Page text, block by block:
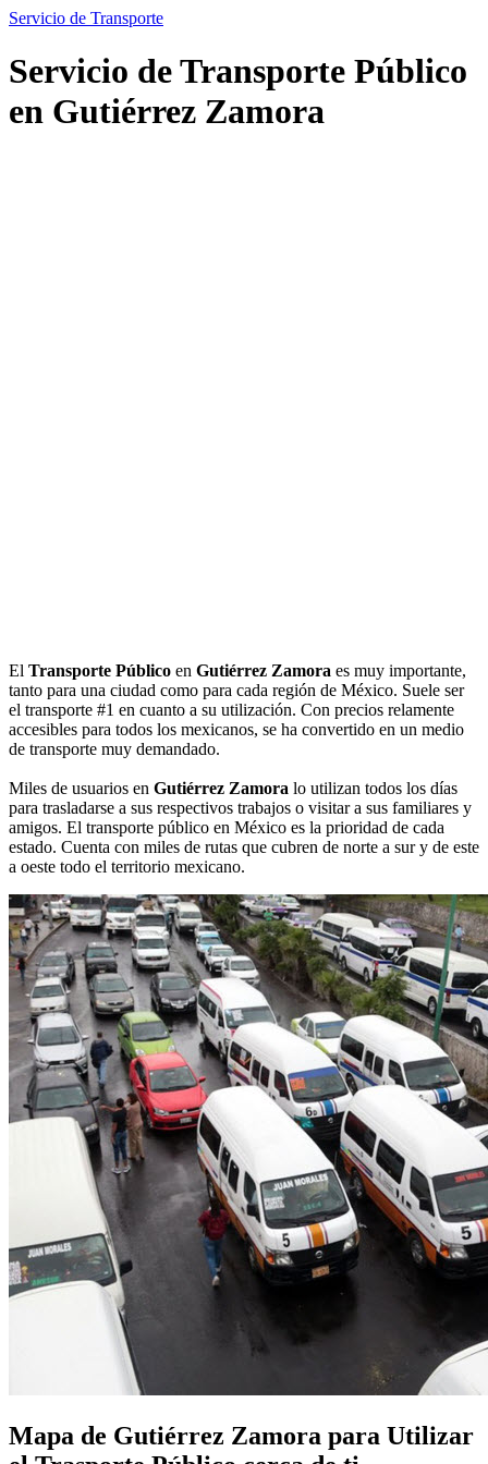
Servicio de Transporte
Servicio de Transporte Público
en Gutiérrez Zamora
El Transporte Público en Gutiérrez Zamora es muy importante,
tanto para una ciudad como para cada región de México. Suele ser
el transporte #1 en cuanto a su utilización. Con precios relamente
accesibles para todos los mexicanos, se ha convertido en un medio
de transporte muy demandado.
Miles de usuarios en Gutiérrez Zamora lo utilizan todos los días
para trasladarse a sus respectivos trabajos o visitar a sus familiares y
amigos. El transporte público en México es la prioridad de cada
estado. Cuenta con miles de rutas que cubren de norte a sur y de este
a oeste todo el territorio mexicano.
Mapa de Gutiérrez Zamora para Utilizar